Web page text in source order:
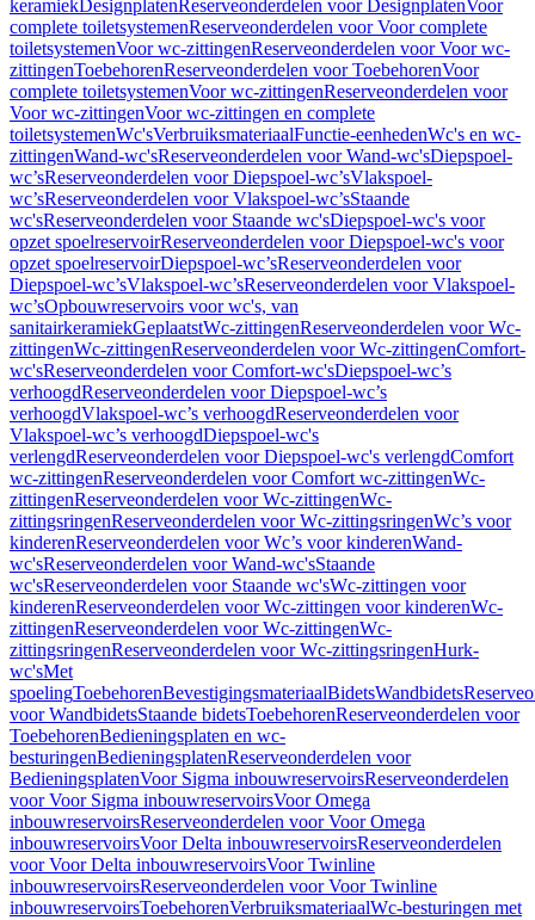
keramiekDesignplatenReserveonderdelen voor DesignplatenVoor
complete toiletsystemenReserveonderdelen voor Voor complete
toiletsystemenVoor wc-zittingenReserveonderdelen voor Voor wc-
zittingenToebehorenReserveonderdelen voor ToebehorenVoor
complete toiletsystemenVoor wc-zittingenReserveonderdelen voor
Voor wc-zittingenVoor wc-zittingen en complete
toiletsystemenWc'sVerbruiksmateriaalFunctie-eenhedenWc's en wc-
zittingenWand-wc'sReserveonderdelen voor Wand-wc'sDiepspoel-
wc’sReserveonderdelen voor Diepspoel-wc’sVlakspoel-
wc’sReserveonderdelen voor Vlakspoel-wc’sStaande
wc'sReserveonderdelen voor Staande wc'sDiepspoel-wc's voor
opzet spoelreservoirReserveonderdelen voor Diepspoel-wc's voor
opzet spoelreservoirDiepspoel-wc’sReserveonderdelen voor
Diepspoel-wc’sVlakspoel-wc’sReserveonderdelen voor Vlakspoel-
wc’sOpbouwreservoirs voor wc's, van
sanitairkeramiekGeplaatstWc-zittingenReserveonderdelen voor Wc-
zittingenWc-zittingenReserveonderdelen voor Wc-zittingenComfort-
wc'sReserveonderdelen voor Comfort-wc'sDiepspoel-wc’s
verhoogdReserveonderdelen voor Diepspoel-wc’s
verhoogdVlakspoel-wc’s verhoogdReserveonderdelen voor
Vlakspoel-wc’s verhoogdDiepspoel-wc's
verlengdReserveonderdelen voor Diepspoel-wc's verlengdComfort
wc-zittingenReserveonderdelen voor Comfort wc-zittingenWc-
zittingenReserveonderdelen voor Wc-zittingenWc-
zittingsringenReserveonderdelen voor Wc-zittingsringenWc’s voor
kinderenReserveonderdelen voor Wc’s voor kinderenWand-
wc'sReserveonderdelen voor Wand-wc'sStaande
wc'sReserveonderdelen voor Staande wc'sWc-zittingen voor
kinderenReserveonderdelen voor Wc-zittingen voor kinderenWc-
zittingenReserveonderdelen voor Wc-zittingenWc-
zittingsringenReserveonderdelen voor Wc-zittingsringenHurk-
wc'sMet
spoelingToebehorenBevestigingsmateriaalBidetsWandbidets
voor WandbidetsStaande bidetsToebehorenReserveonderdelen voor
ToebehorenBedieningsplaten en wc-
besturingenBedieningsplatenReserveonderdelen voor
BedieningsplatenVoor Sigma inbouwreservoirsReserveonderdelen
voor Voor Sigma inbouwreservoirsVoor Omega
inbouwreservoirsReserveonderdelen voor Voor Omega
inbouwreservoirsVoor Delta inbouwreservoirsReserveonderdelen
voor Voor Delta inbouwreservoirsVoor Twinline
inbouwreservoirsReserveonderdelen voor Voor Twinline
inbouwreservoirsToebehorenVerbruiksmateriaalWc-besturingen met